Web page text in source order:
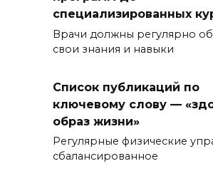
специализированных
Врачи должны регулярно
свои знания и навыки
Список публикаций по
ключевому слову —
образ жизни»
Регулярные физические
сбалансированное